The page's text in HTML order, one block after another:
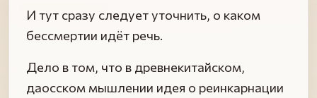
И тут сразу следует уточнить, о каком
бессмертии идёт речь.
Дело в том, что в древнекитайском,
даосском мышлении идея о реинкарнации